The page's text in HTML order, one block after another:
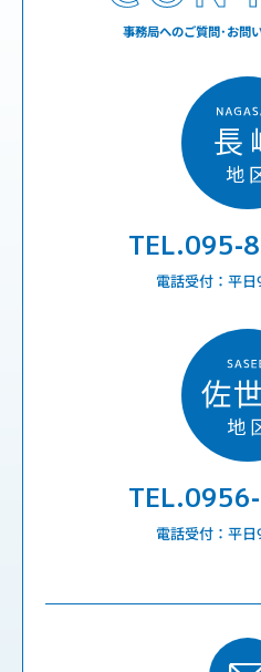
事務局へのご質問･お問
TEL.095-
電話受付：平
電話受付：平